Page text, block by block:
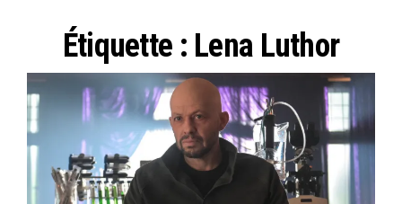
Étiquette : Lena Luthor